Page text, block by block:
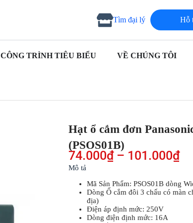
Tìm đại lý Hỗ
CÔNG TRÌNH TIÊU BIỂU VỀ CHÚNG TÔI
Hạt ổ cắm đơn
(PSOS01B)
74.000₫ – 101.000₫
Mô tả
Mã Sản Phẩm: PSOS01B dòng
Dòng Ổ cắm đôi 3 chấu có màn
địa)
Điện áp định mức: 250V
Dòng điện định mức: 16A